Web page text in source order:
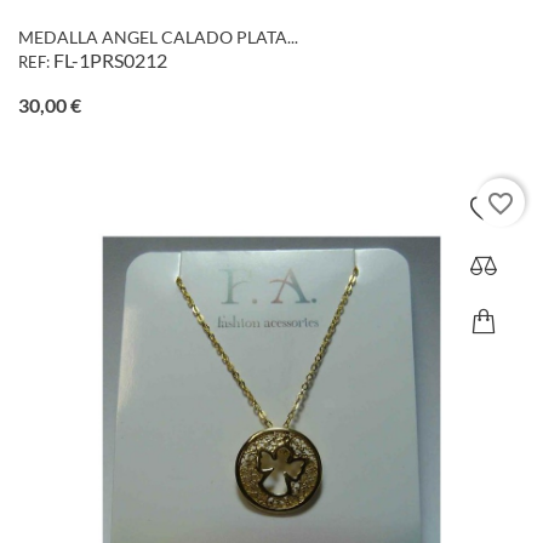
MEDALLA ANGEL CALADO PLATA...
REF: FL-1PRS0212
30,00 €Precio
favorite_border